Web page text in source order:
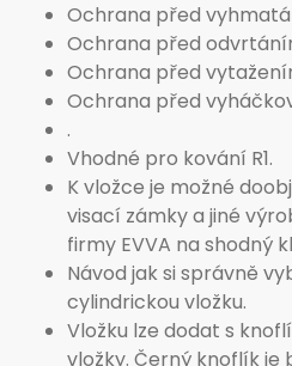
Ochrana před
Ochrana před
Ochrana před
Ochrana před
.
Vhodné pro kování R1.
K vložce je možné
visací zámky a jiné
firmy EVVA na shodný
Návod jak si správně
cylindrickou vložku.
Vložku lze dodat s
vložky. Černý knoflík je